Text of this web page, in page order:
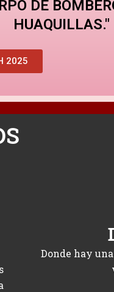
DE
HUAQUILLAS."
2025
Donde hay